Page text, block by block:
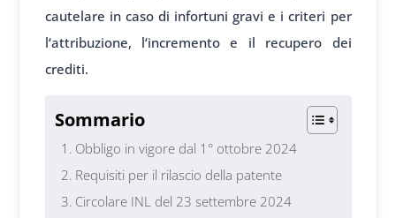
cautelare in caso di infortuni gravi e i criteri per
l‘attribuzione, l‘incremento e il recupero dei
crediti.
Sommario
Obbligo in vigore dal 1° ottobre 2024
Requisiti per il rilascio della patente
Circolare INL del 23 settembre 2024